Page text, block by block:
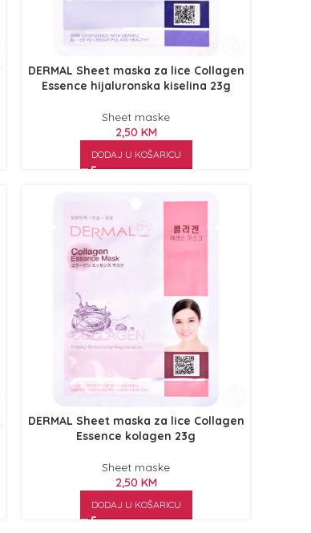
DERMAL Sheet maska za lice Collagen
Essence hijaluronska kiselina 23g
Sheet maske
2,50 KM
DODAJ U KOŠARICU
DERMAL Sheet maska za lice Collagen
Essence kolagen 23g
Sheet maske
2,50 KM
DODAJ U KOŠARICU